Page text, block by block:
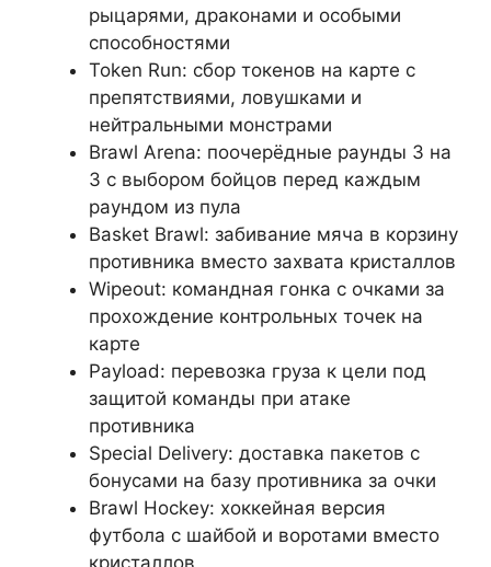
рыцарями, драконами и особыми
способностями
Token Run: сбор токенов на карте с
препятствиями, ловушками и
нейтральными монстрами
Brawl Arena: поочерёдные раунды 3 на
3 с выбором бойцов перед каждым
раундом из пула
Basket Brawl: забивание мяча в корзину
противника вместо захвата кристаллов
Wipeout: командная гонка с очками за
прохождение контрольных точек на
карте
Payload: перевозка груза к цели под
защитой команды при атаке
противника
Special Delivery: доставка пакетов с
бонусами на базу противника за очки
Brawl Hockey: хоккейная версия
футбола с шайбой и воротами вместо
кристаллов